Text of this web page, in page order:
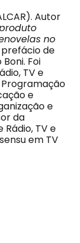
Autor
no
de
Foi
TV e
Programação
e
e
da
TV e
em TV